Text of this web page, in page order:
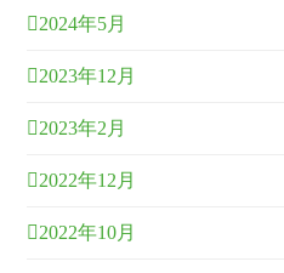
2024年5月
2023年12月
2023年2月
2022年12月
2022年10月